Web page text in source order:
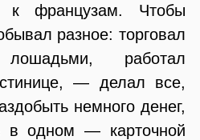
к французам. Чтобы
разное: торговал
работал
— делал все,
немного денег,
в одном — карточной